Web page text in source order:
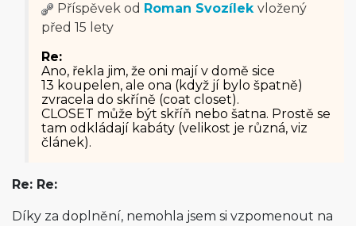
Příspěvek od Roman Svozílek vložený
před 15 lety
Re:
Ano, řekla jim, že oni mají v domě sice
13 koupelen, ale ona (když jí bylo špatně)
zvracela do skříně (coat closet).
CLOSET může být skříň nebo šatna. Prostě se
tam odkládají kabáty (velikost je různá, viz
článek).
Re: Re:
Díky za doplnění, nemohla jsem si vzpomenout na